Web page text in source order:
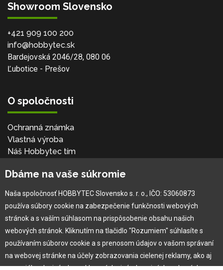
Showroom Slovensko
+421 909 100 200
info@hobbytec.sk
Bardejovská 2046/28, 080 06
Ľubotice - Prešov
O spoločnosti
Ochranná známka
Vlastná výroba
Náš Hobbytec tím
Naša história
Pre zákazníka
Garancia najlepšej ceny
Užívateľský manuál
Dbáme na vaše súkromie
Naša spoločnosť HOBBYTEC Slovensko s. r. o., IČO: 53060873
používa súbory cookie na zabezpečenie funkčnosti webových
stránok a s vaším súhlasom na prispôsobenie obsahu našich
webových stránok. Kliknutím na tlačidlo "Rozumiem" súhlasíte s
používaním súborov cookie a s prenosom údajov o vašom správaní
na webovej stránke na účely zobrazovania cielenej reklamy, ako aj
na sociálnych sieťach a reklamných sieťach na iných webových